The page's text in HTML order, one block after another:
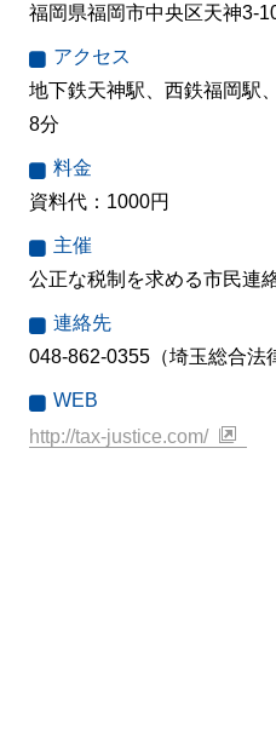
福岡県福岡市中央区天神3-
アクセス
地下鉄天神駅、西鉄福岡駅
8分
料金
資料代：1000円
主催
公正な税制を求める市民連
連絡先
048-862-0355（埼玉総合法
WEB
http://tax-justice.com/